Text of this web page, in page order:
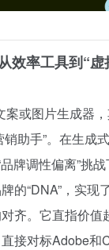
效率工具到“虚
或图片生成器
销助手”。在生成
牌调性偏离”挑
的“DNA”，实现
齐。它直指价值
接对标Adobe和